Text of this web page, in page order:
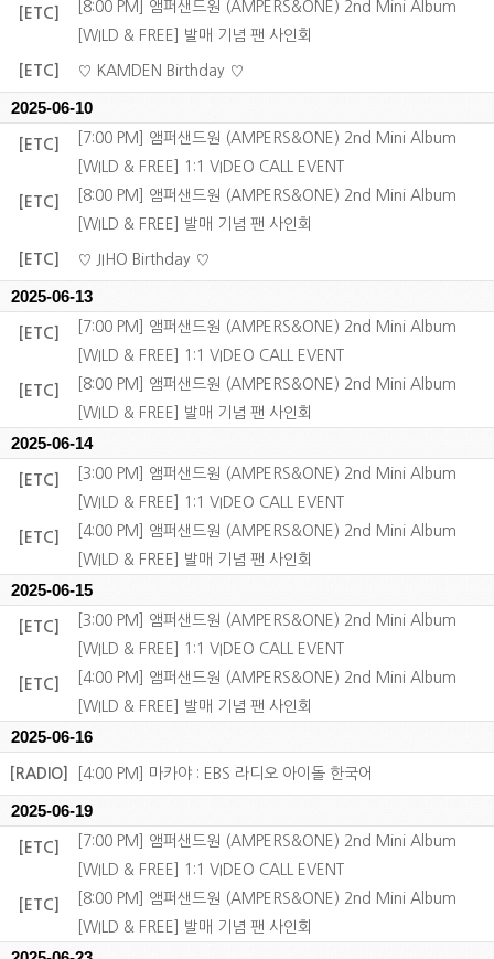
[ETC]
[8:00 PM] 앰퍼샌드원 (AMPERS&ONE) 2nd Mini Album
[WILD & FREE] 발매 기념 팬 사인회
[ETC] ♡ KAMDEN Birthday ♡
2025-06-10
[ETC]
[7:00 PM] 앰퍼샌드원 (AMPERS&ONE) 2nd Mini Album
[WILD & FREE] 1:1 VIDEO CALL EVENT
[ETC]
[8:00 PM] 앰퍼샌드원 (AMPERS&ONE) 2nd Mini Album
[WILD & FREE] 발매 기념 팬 사인회
[ETC] ♡ JIHO Birthday ♡
2025-06-13
[ETC]
[7:00 PM] 앰퍼샌드원 (AMPERS&ONE) 2nd Mini Album
[WILD & FREE] 1:1 VIDEO CALL EVENT
[ETC]
[8:00 PM] 앰퍼샌드원 (AMPERS&ONE) 2nd Mini Album
[WILD & FREE] 발매 기념 팬 사인회
2025-06-14
[ETC]
[3:00 PM] 앰퍼샌드원 (AMPERS&ONE) 2nd Mini Album
[WILD & FREE] 1:1 VIDEO CALL EVENT
[ETC]
[4:00 PM] 앰퍼샌드원 (AMPERS&ONE) 2nd Mini Album
[WILD & FREE] 발매 기념 팬 사인회
2025-06-15
[ETC]
[3:00 PM] 앰퍼샌드원 (AMPERS&ONE) 2nd Mini Album
[WILD & FREE] 1:1 VIDEO CALL EVENT
[ETC]
[4:00 PM] 앰퍼샌드원 (AMPERS&ONE) 2nd Mini Album
[WILD & FREE] 발매 기념 팬 사인회
2025-06-16
[RADIO] [4:00 PM] 마카야 : EBS 라디오 아이돌 한국어
2025-06-19
[ETC]
[7:00 PM] 앰퍼샌드원 (AMPERS&ONE) 2nd Mini Album
[WILD & FREE] 1:1 VIDEO CALL EVENT
[ETC]
[8:00 PM] 앰퍼샌드원 (AMPERS&ONE) 2nd Mini Album
[WILD & FREE] 발매 기념 팬 사인회